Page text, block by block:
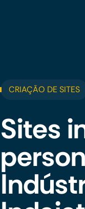
CRIAÇÃO DE SITES
Sites